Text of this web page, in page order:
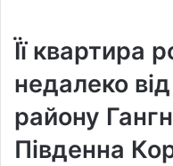
Її квартира
недалеко
району
Південна